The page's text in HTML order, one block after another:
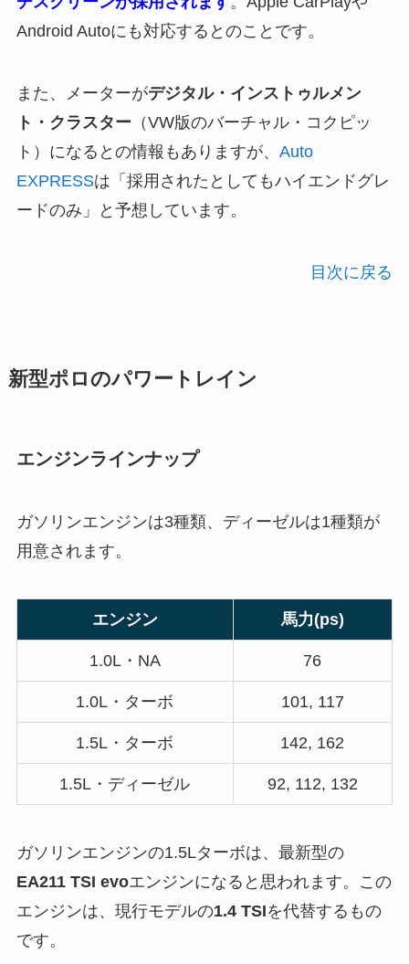
Android Autoにも対応するとのことです。
また、メーターがデジタル・インストゥルメン
ト・クラスター （VW版のバーチャル・コクピッ
ト）になるとの情報もありますが、 Auto
EXPRESSは「採用されたとしてもハイエンドグレ
ードのみ」と予想しています。
目次に戻る
新型ポロのパワートレイン
エンジンラインナップ
ガソリンエンジンは3種類、ディーゼルは1種類が
用意されます。
エンジン 馬力(ps)
1.0L・NA 76
1.0L・ターボ 101, 117
1.5L・ターボ 142, 162
1.5L・ディーゼル 92, 112, 132
ガソリンエンジンの1.5Lターボは、最新型の
EA211 TSI evoエンジンになると思われます。この
エンジンは、現行モデルの1.4 TSIを代替するもの
です。